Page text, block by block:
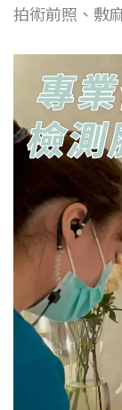
拍術前照、敷